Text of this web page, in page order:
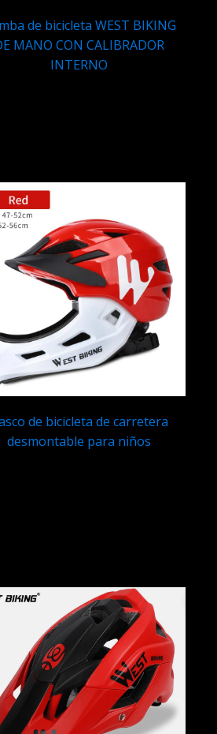
de bicicleta WEST BIKING
MANO CON CALIBRADOR
INTERNO
de bicicleta de carretera
desmontable para niños